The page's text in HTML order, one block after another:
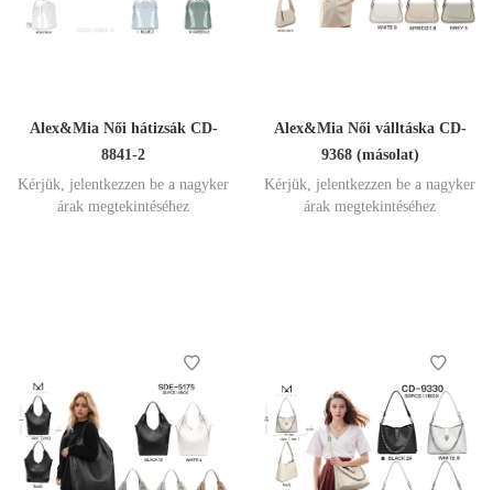
Alex&Mia Női hátizsák CD-
8841-2
Kérjük, jelentkezzen be a nagyker
árak megtekintéséhez
Alex&Mia Női válltáska CD-
9368 (másolat)
Kérjük, jelentkezzen be a nagyker
árak megtekintéséhez